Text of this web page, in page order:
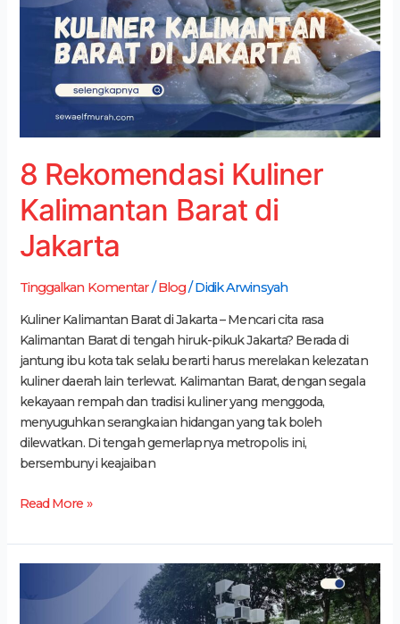
8 Rekomendasi Kuliner
Kalimantan Barat di
Jakarta
Tinggalkan Komentar/Blog/Didik Arwinsyah
Kuliner Kalimantan Barat di Jakarta – Mencari cita rasa
Kalimantan Barat di tengah hiruk-pikuk Jakarta? Berada di
jantung ibu kota tak selalu berarti harus merelakan kelezatan
kuliner daerah lain terlewat. Kalimantan Barat, dengan segala
kekayaan rempah dan tradisi kuliner yang menggoda,
menyuguhkan serangkaian hidangan yang tak boleh
dilewatkan. Di tengah gemerlapnya metropolis ini,
bersembunyi keajaiban
Kalimantan
Jakarta
Read More »
Lapangan